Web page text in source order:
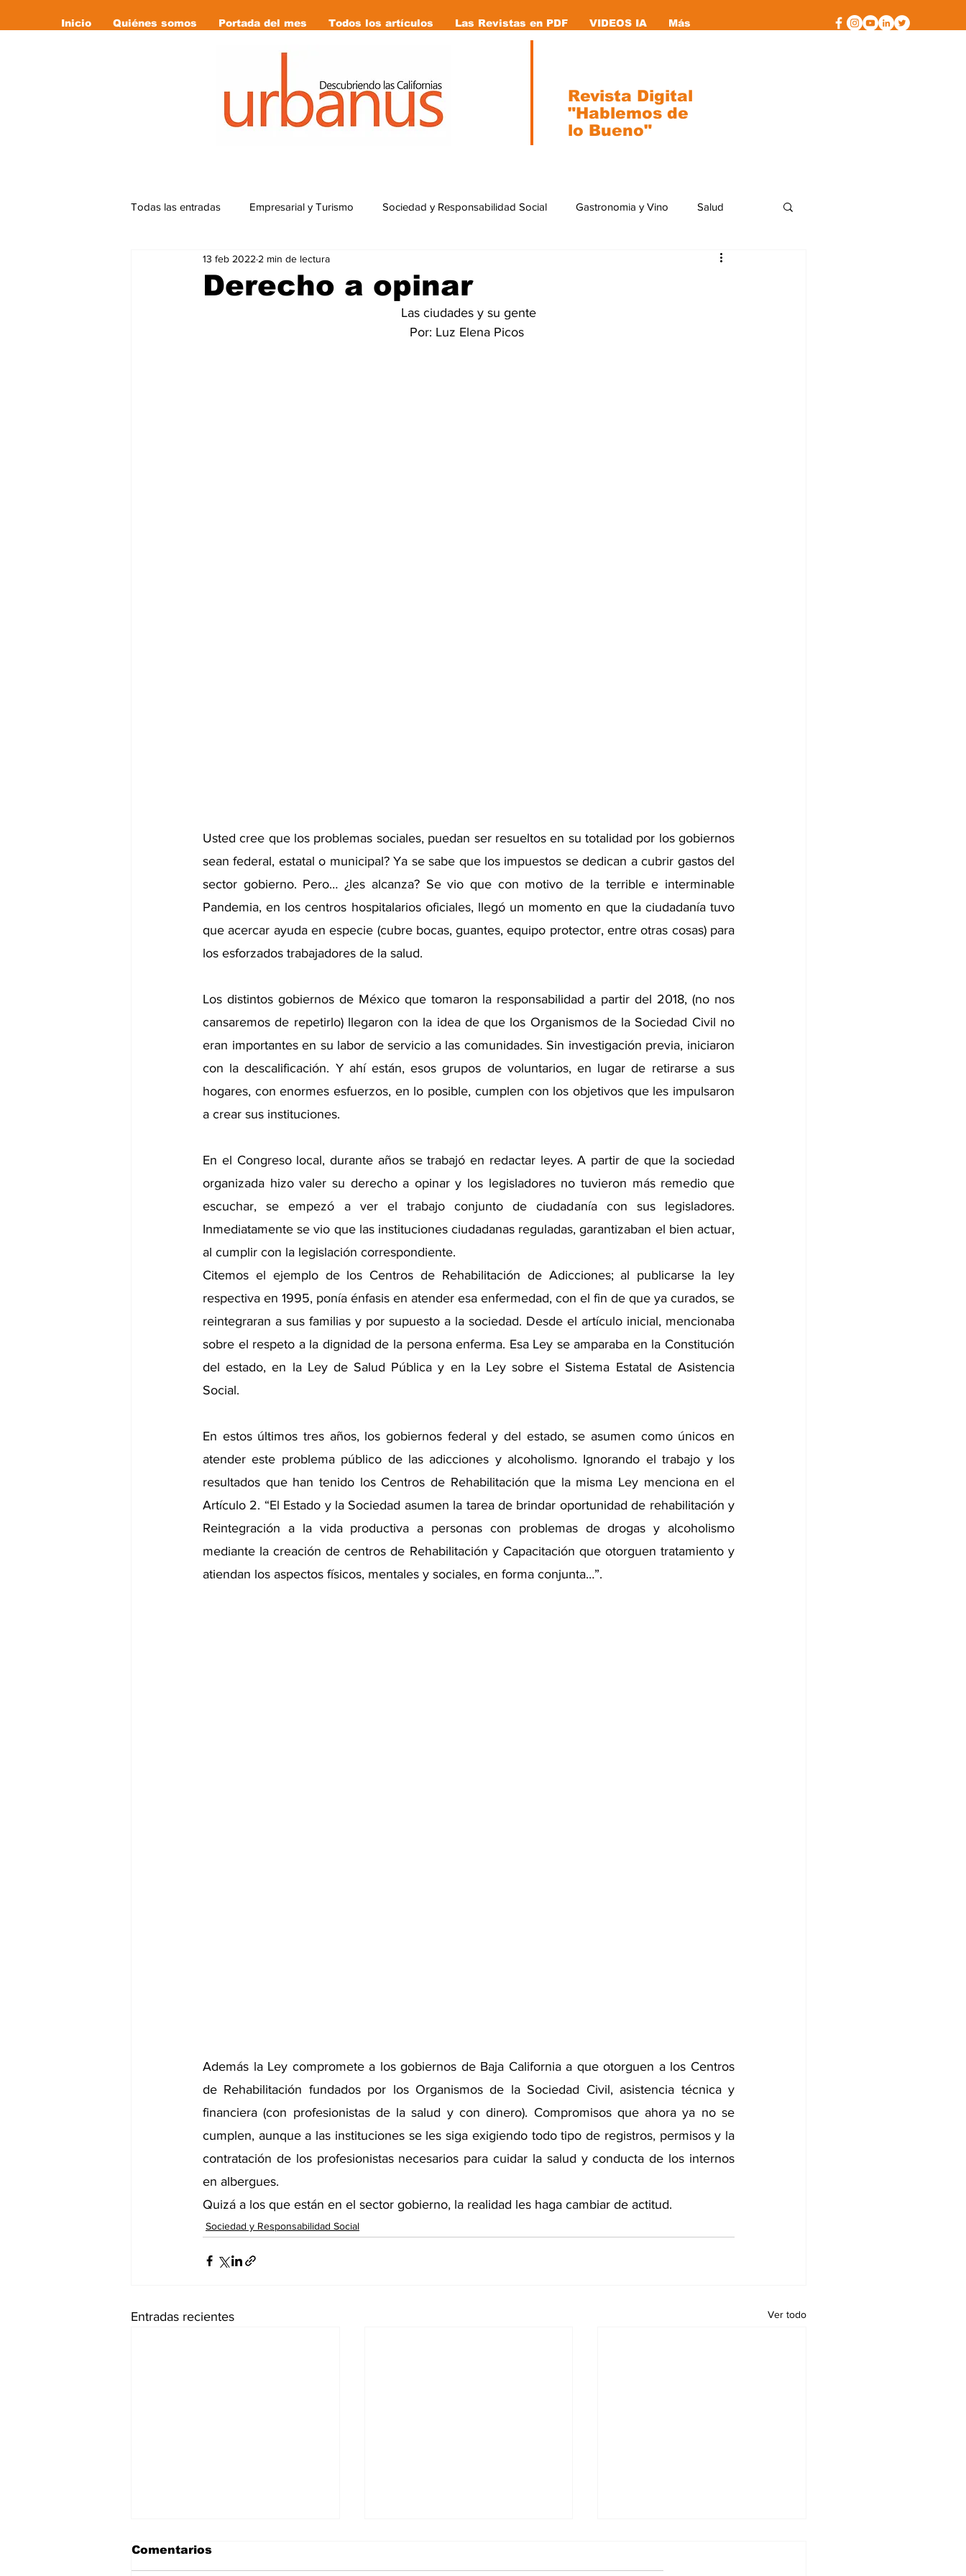
Inicio Quiénes somos Portada del mes Todos los artículos Las Revistas en PDF VIDEOS IA Más
Todas las entradas Empresarial y Turismo Sociedad y Responsabilidad Social Gastronomia y Vino Salud
Deportes Editorial
Vida Animal Mujeres que cambiaron la historia
Derecho a opinar
13 feb 2022 2 min de lectura
Las ciudades y su gente
Por: Luz Elena Picos
Usted cree que los problemas sociales, puedan ser resueltos en su totalidad por los gobiernos
sean federal, estatal o municipal? Ya se sabe que los impuestos se dedican a cubrir gastos del
sector gobierno. Pero… ¿les alcanza? Se vio que con motivo de la terrible e interminable
Pandemia, en los centros hospitalarios oficiales, llegó un momento en que la ciudadanía tuvo
que acercar ayuda en especie (cubre bocas, guantes, equipo protector, entre otras cosas) para
los esforzados trabajadores de la salud.
Los distintos gobiernos de México que tomaron la responsabilidad a partir del 2018, (no nos
cansaremos de repetirlo) llegaron con la idea de que los Organismos de la Sociedad Civil no
eran importantes en su labor de servicio a las comunidades. Sin investigación previa, iniciaron
con la descalificación. Y ahí están, esos grupos de voluntarios, en lugar de retirarse a sus
hogares, con enormes esfuerzos, en lo posible, cumplen con los objetivos que les impulsaron
a crear sus instituciones.
En el Congreso local, durante años se trabajó en redactar leyes. A partir de que la sociedad
organizada hizo valer su derecho a opinar y los legisladores no tuvieron más remedio que
escuchar, se empezó a ver el trabajo conjunto de ciudadanía con sus legisladores.
Inmediatamente se vio que las instituciones ciudadanas reguladas, garantizaban el bien actuar,
al cumplir con la legislación correspondiente.
Citemos el ejemplo de los Centros de Rehabilitación de Adicciones; al publicarse la ley
respectiva en 1995, ponía énfasis en atender esa enfermedad, con el fin de que ya curados, se
reintegraran a sus familias y por supuesto a la sociedad. Desde el artículo inicial, mencionaba
sobre el respeto a la dignidad de la persona enferma. Esa Ley se amparaba en la Constitución
del estado, en la Ley de Salud Pública y en la Ley sobre el Sistema Estatal de Asistencia
Social.
En estos últimos tres años, los gobiernos federal y del estado, se asumen como únicos en
atender este problema público de las adicciones y alcoholismo. Ignorando el trabajo y los
resultados que han tenido los Centros de Rehabilitación que la misma Ley menciona en el
Artículo 2. “El Estado y la Sociedad asumen la tarea de brindar oportunidad de rehabilitación y
Reintegración a la vida productiva a personas con problemas de drogas y alcoholismo
mediante la creación de centros de Rehabilitación y Capacitación que otorguen tratamiento y
atiendan los aspectos físicos, mentales y sociales, en forma conjunta…”.
Además la Ley compromete a los gobiernos de Baja California a que otorguen a los Centros
de Rehabilitación fundados por los Organismos de la Sociedad Civil, asistencia técnica y
financiera (con profesionistas de la salud y con dinero). Compromisos que ahora ya no se
cumplen, aunque a las instituciones se les siga exigiendo todo tipo de registros, permisos y la
contratación de los profesionistas necesarios para cuidar la salud y conducta de los internos
en albergues.
Quizá a los que están en el sector gobierno, la realidad les haga cambiar de actitud.
Sociedad y Responsabilidad Social
Entradas recientes Ver todo
Comentarios
Revista Digital
"Hablemos de
lo Bueno"